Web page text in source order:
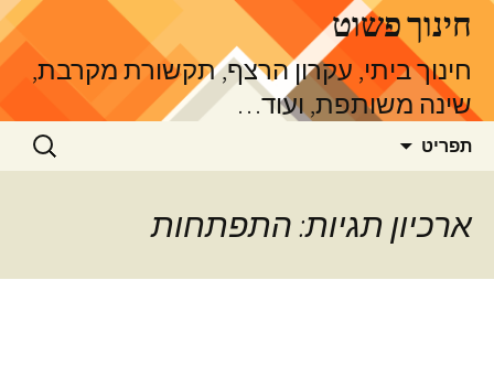
לדלג
לתוכןחינוך פשוט
חינוך ביתי, עקרון הרצף, תקשורת מקרבת,
שינה משותפת, ועוד…
תפריט חיפוש:
ארכיון תגיות: התפתחות